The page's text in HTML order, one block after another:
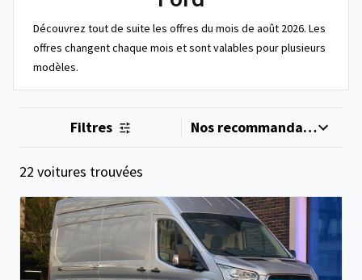
Découvrez tout de suite les offres du mois de août 2026. Les
offres changent chaque mois et sont valables pour plusieurs
modèles.
Filtres
22 voitures trouvées